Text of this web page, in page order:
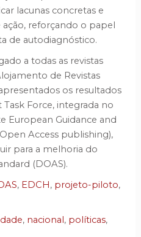
lacunas concretas e
reforçando o papel
de autodiagnóstico.
a todas as revistas
de Revistas
os resultados
Force, integrada no
European Guidance and
Access publishing),
para a melhoria do
(DOAS).
, EDCH, projeto-piloto,
, nacional, políticas,